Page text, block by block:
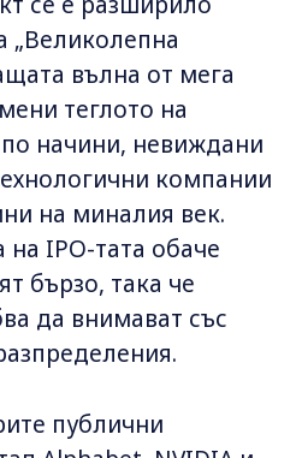
„Великолепна
вълна от мега
теглото на
начини, невиждани
компании
на миналия век.
IPO-тата обаче
бързо, така че
да внимават със
публични